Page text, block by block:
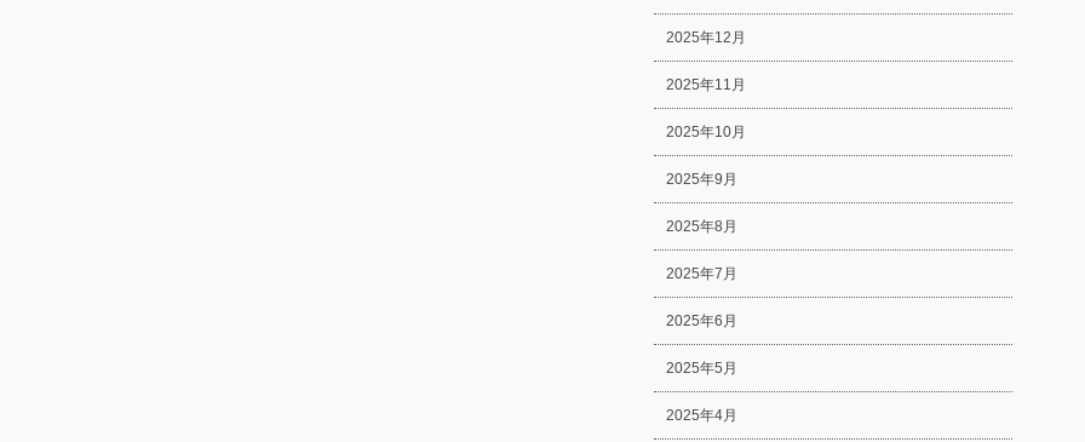
2025年12月
2025年11月
2025年10月
2025年9月
2025年8月
2025年7月
2025年6月
2025年5月
2025年4月